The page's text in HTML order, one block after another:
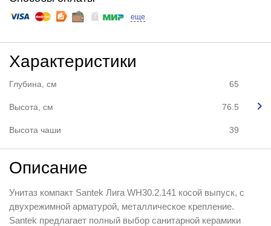
еще
Характеристики
Глубина, см 65
Высота, см 76.5
Высота чаши 39
Описание
Унитаз компакт Santek Лига WH30.2.141 косой выпуск, с
двухрежимной арматурой, металлическое крепление.
Santek предлагает полный выбор санитарной керамики